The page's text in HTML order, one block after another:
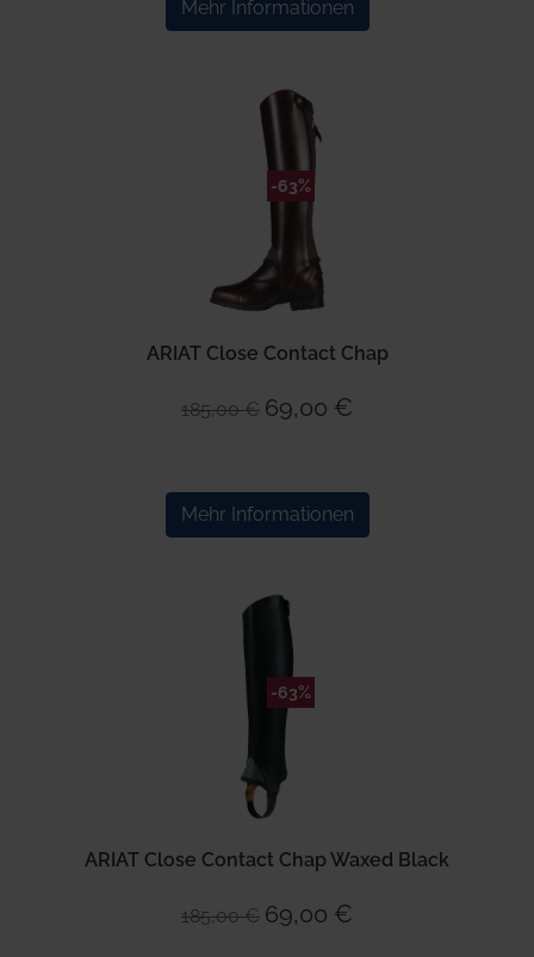
Mehr Informationen
-63%
ARIAT Close Contact Chap
185,00 € 69,00 €
Mehr Informationen
-63%
ARIAT Close Contact Chap Waxed Black
185,00 € 69,00 €